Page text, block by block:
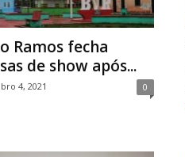
Ramos fecha
de show após...
4, 2021 0